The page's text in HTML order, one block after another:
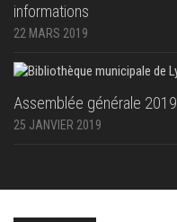
informations
22 MARS 2019
Assemblée générale 2019
25 JANVIER 2019